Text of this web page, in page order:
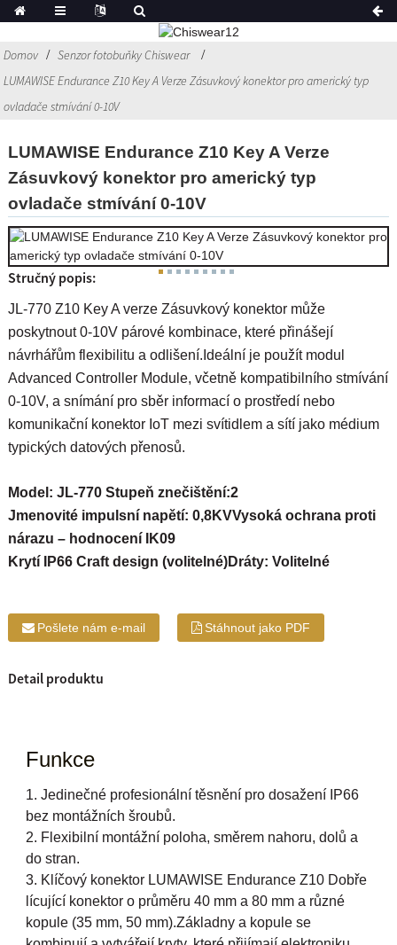
Domov
Senzor fotobuňky Chiswear
LUMAWISE Endurance Z10 Key A Verze Zásuvkový konektor pro americký typ
ovladače stmívání 0-10V
LUMAWISE Endurance Z10 Key A Verze
Zásuvkový konektor pro americký typ
ovladače stmívání 0-10V
Stručný popis:
JL-770 Z10 Key A verze Zásuvkový konektor může
poskytnout 0-10V párové kombinace, které přinášejí
návrhářům flexibilitu a odlišení.Ideální je použít modul
Advanced Controller Module, včetně kompatibilního stmívání
0-10V, a snímání pro sběr informací o prostředí nebo
komunikační konektor IoT mezi svítidlem a sítí jako médium
typických datových přenosů.
Model: JL-770 Stupeň znečištění:2
Jmenovité impulsní napětí: 0,8KVVysoká ochrana proti
nárazu – hodnocení IK09
Krytí IP66 Craft design (volitelné)Dráty: Volitelné
Pošlete nám e-mail Stáhnout jako PDF
Detail produktu
Funkce
1. Jedinečné profesionální těsnění pro dosažení IP66
bez montážních šroubů.
2. Flexibilní montážní poloha, směrem nahoru, dolů a
do stran.
3. Klíčový konektor LUMAWISE Endurance Z10 Dobře
lícující konektor o průměru 40 mm a 80 mm a různé
kopule (35 mm, 50 mm).Základny a kopule se